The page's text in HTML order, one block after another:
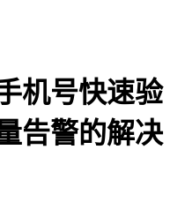
机号快速验
告警的解决